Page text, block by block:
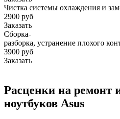
Чистка системы охлаждения и
2900 руб
Заказать
Сборка-
разборка, устранение плохого
3900 руб
Заказать
Расценки на ремонт
ноутбуков Asus